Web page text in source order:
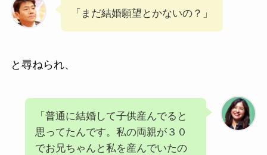
「まだ結婚願望とかないの？」
と尋ねられ、
「普通に結婚して子供産んでると
思ってたんです。私の両親が３０
でお兄ちゃんと私を産んでいたの